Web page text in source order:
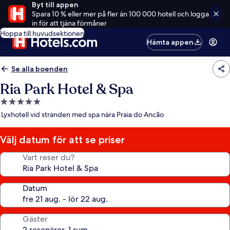
Byt till appen
Spara 10 % eller mer på fler än 100 000 hotell och logga
in för att tjäna förmåner
Hoppa till huvudsektionen
Hämta appen
Se alla boenden
Ria Park Hotel & Spa
5.0-
stjärnigt
Lyxhotell vid stranden med spa nära Praia do Ancão
Välj datum för att se priser
Vart reser du?
Datum
Gäster